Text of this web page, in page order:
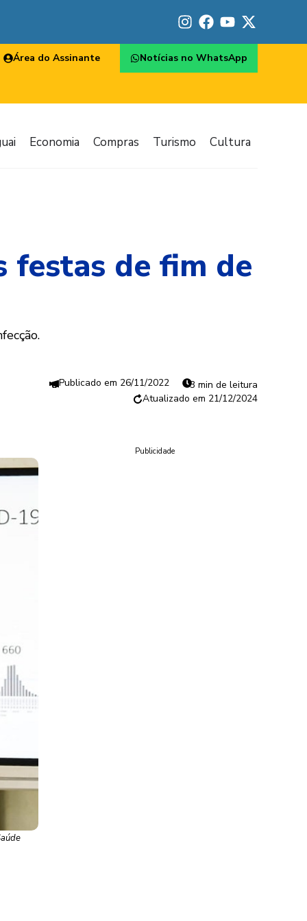
Área do Assinante Notícias no WhatsApp
Economia Compras Turismo Cultura
festas de fim de
26/11/2022
3 min de leitura
21/12/2024
Publicidade